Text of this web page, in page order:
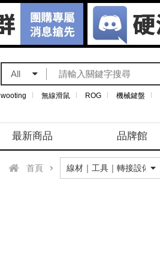
All
wooting 無線滑鼠 ROG 機械鍵盤
最新商品 品牌館
首頁